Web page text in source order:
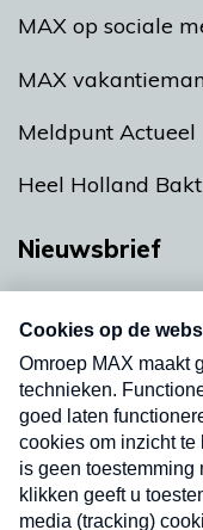
MAX op sociale
MAX
Meldpunt Actueel
Heel Holland Bakt
Nieuwsbrief
nieuwsbrief. Elke
uw mailbox.